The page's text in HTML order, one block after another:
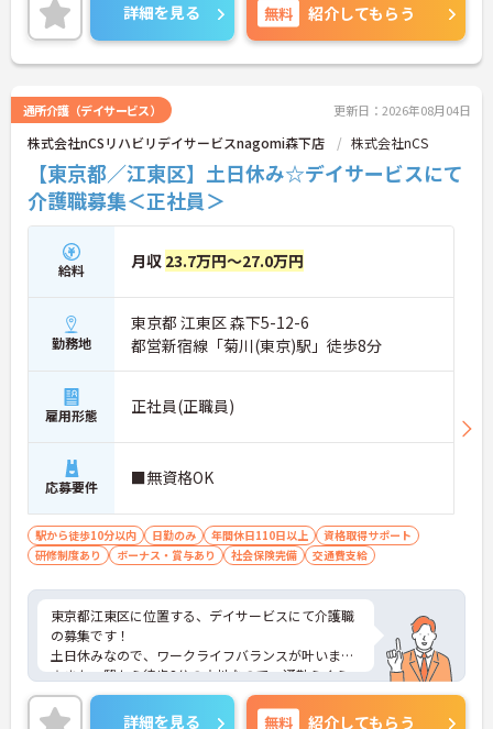
詳細を見る 無料 紹介してもらう
通所介護（デイサービス） 更新日：2026年08月04日
株式会社nCSリハビリデイサービスnagomi森下店 株式会社nCS
【東京都／江東区】土日休み☆デイサービスにて
介護職募集＜正社員＞
給料 月収 23.7万円～27.0万円
勤務地
東京都 江東区 森下5-12-6
都営新宿線「菊川(東京)駅」徒歩8分
雇用形態 正社員(正職員)
応募要件 ■無資格OK
駅から徒歩10分以内 日勤のみ 年間休日110日以上
資格取得サポート
研修制度あり
ボーナス・賞与あり 社会保険完備 交通費支給
東京都江東区に位置する、デイサービスにて介護職
の募集です！
土日休みなので、ワークライフバランスが叶います
☆また、駅から徒歩8分の立地なので、通勤らくら
くです♪
ご興味のある方には、面接対策ポイントなど、さら
詳細を見る 無料 紹介してもらう